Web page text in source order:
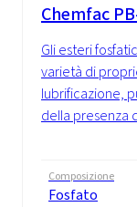
Chemfac
Gli esteri
varietà di
lubrificazione,
della presenza
Composizione
Fosfato